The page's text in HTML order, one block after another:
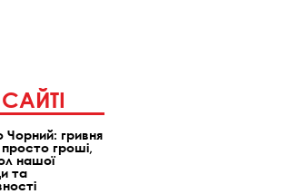
гривня
гроші,
нашої
та